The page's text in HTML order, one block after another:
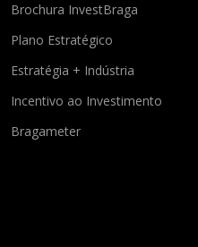
Brochura InvestBraga
Plano Estratégico
Estratégia + Indústria
Incentivo ao Investimento
Bragameter